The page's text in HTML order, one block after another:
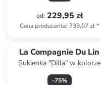
od: 229,95 zł
Cena producenta: 739,07 zł*
La Compagnie Du Lin
Sukienka "Dilla" w kolorze
khaki
-75%